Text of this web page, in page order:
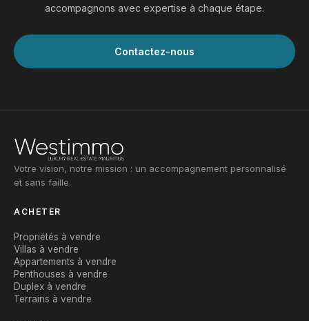
accompagnons avec expertise à chaque étape.
Contactez-nous
Votre vision, notre mission : un accompagnement personnalisé
et sans faille.
ACHETER
Propriétés à vendre
Villas à vendre
Appartements à vendre
Penthouses à vendre
Duplex à vendre
Terrains à vendre